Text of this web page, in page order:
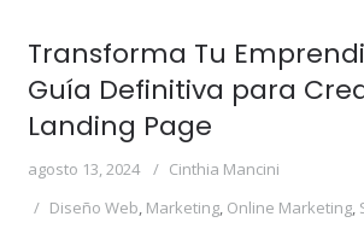
Transforma Tu
Guía Definitiva para
Landing Page
agosto 13, 2024
Cinthia Mancini
Diseño Web, Marketing, Online Marketing,